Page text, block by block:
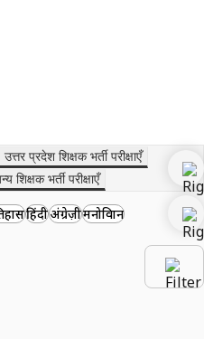
उत्तर प्रदेश शिक्षक भर्ती परीक्षाएँ
शिक्षक भर्ती परीक्षाएँ
हिंदीअंग्रेज़ीमनोविज्ञान